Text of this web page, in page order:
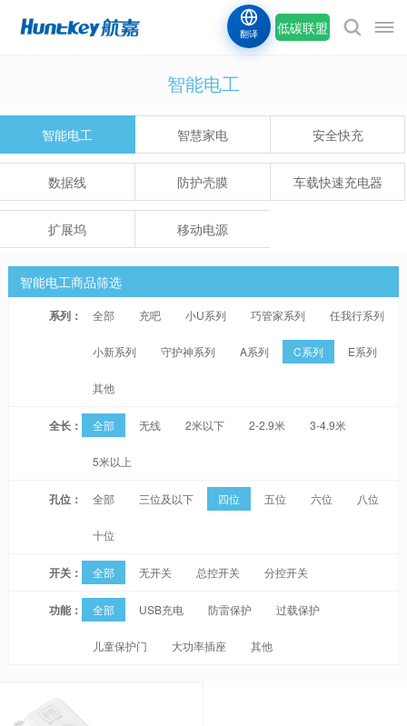
低碳联盟
翻译
智能电工
智能电工 智慧家电 安全快充
数据线 防护壳膜 车载快速充电器
扩展坞 移动电源
智能电工商品筛选
系列： 全部 充吧 小U系列 巧管家系列 任我行系列
小新系列 守护神系列 A系列 C系列 E系列
其他
全长： 全部 无线 2米以下 2-2.9米 3-4.9米
5米以上
孔位： 全部 三位及以下 四位 五位 六位 八位
十位
开关： 全部 无开关 总控开关 分控开关
功能： 全部 USB充电 防雷保护 过载保护
儿童保护门 大功率插座 其他